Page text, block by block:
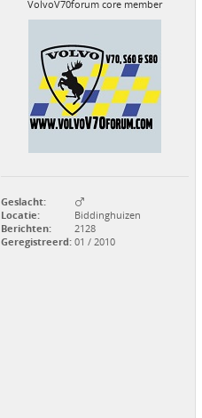
VolvoV70forum core member
Geslacht:
Locatie:
Biddinghuizen
Berichten:
2128
Geregistreerd: 01 / 2010